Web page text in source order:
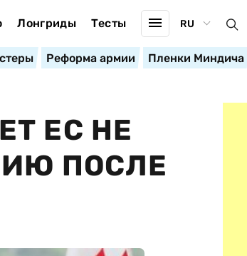
Лонгриды Тесты RU
Реформа армии Пленки Миндича
ЕС НЕ
ПОСЛЕ